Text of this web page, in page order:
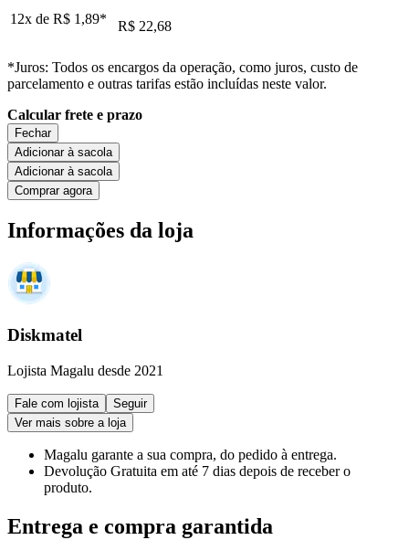
12x de R$ 1,89* R$ 22,68
*Juros: Todos os encargos da operação, como juros, custo de
parcelamento e outras tarifas estão incluídas neste valor.
Calcular frete e prazo
Fechar
Adicionar à sacola
Adicionar à sacola
Comprar agora
Informações da loja
Diskmatel
Lojista Magalu desde 2021
Fale com lojista
Seguir
Ver mais sobre a loja
Magalu garante a sua compra, do pedido à entrega.
Devolução Gratuita em até 7 dias depois de receber o
produto.
Entrega e compra garantida